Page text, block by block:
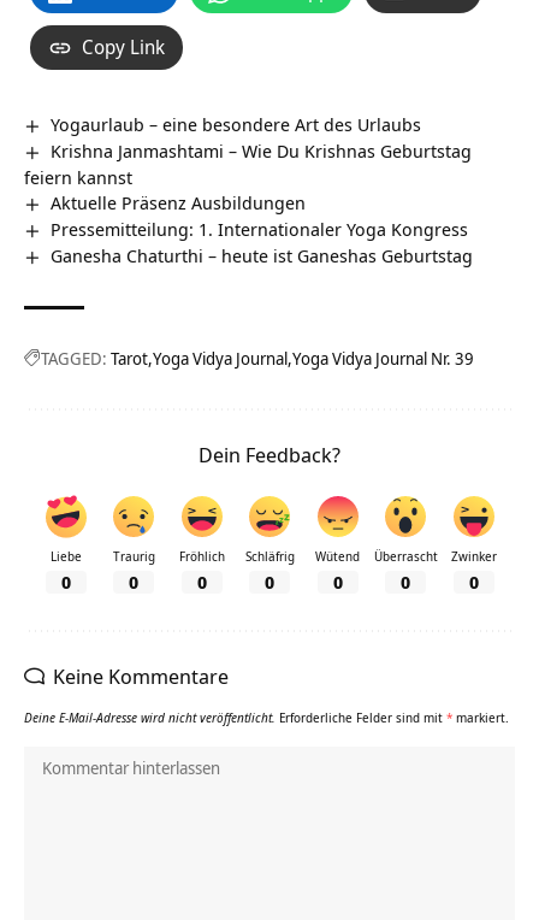
Copy Link
Yogaurlaub – eine besondere Art des Urlaubs
Krishna Janmashtami – Wie Du Krishnas Geburtstag
feiern kannst
Aktuelle Präsenz Ausbildungen
Pressemitteilung: 1. Internationaler Yoga Kongress
Ganesha Chaturthi – heute ist Ganeshas Geburtstag
TAGGED: Tarot Yoga Vidya Journal Yoga Vidya Journal Nr. 39
Dein Feedback?
Liebe
0
Traurig
0
Fröhlich
0
Schläfrig
0
Wütend
0
Überrascht
0
Zwinker
0
Keine Kommentare
Deine E-Mail-Adresse wird nicht veröffentlicht. Erforderliche Felder sind mit * markiert.